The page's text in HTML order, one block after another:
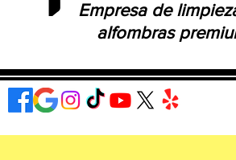
Empresa de
alfombras